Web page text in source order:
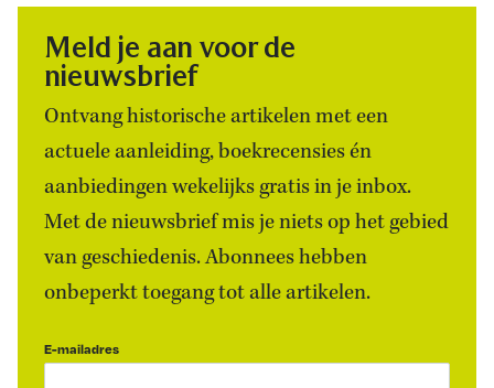
Meld je aan voor de
nieuwsbrief
Ontvang historische artikelen met een
actuele aanleiding, boekrecensies én
aanbiedingen wekelijks gratis in je inbox.
Met de nieuwsbrief mis je niets op het gebied
van geschiedenis. Abonnees hebben
onbeperkt toegang tot alle artikelen.
E-mailadres